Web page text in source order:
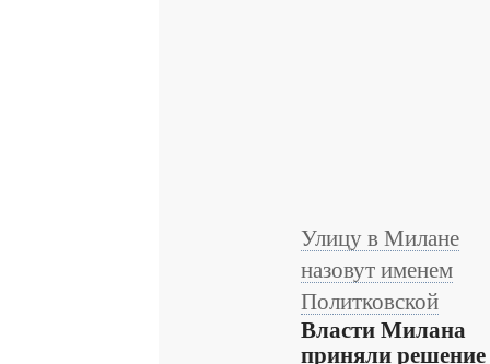
Улицу в Милане
назовут именем
Политковской
Власти Милана
приняли решение